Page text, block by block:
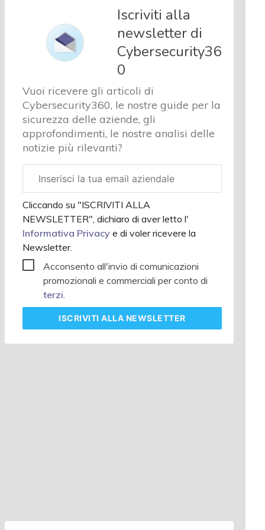
sicurezza
e privacy
Chi
siamo
Iscriviti alla
newsletter di
Cybersecurity36
0
Vuoi ricevere gli articoli di
Cybersecurity360, le nostre guide per la
sicurezza delle aziende, gli
approfondimenti, le nostre analisi delle
notizie più rilevanti?
aziendale
Cliccando su "ISCRIVITI ALLA
NEWSLETTER", dichiaro di aver letto l'
Informativa Privacye di voler ricevere la
Newsletter.
Acconsento all'invio di comunicazioni
promozionali e commerciali per conto di
terzi.
ISCRIVITIALLA NEWSLETTER